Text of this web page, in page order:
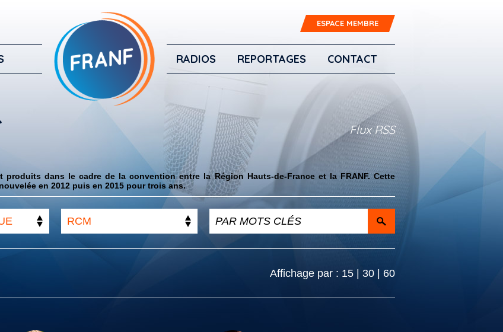
ESPACE MEMBRE
RADIOS REPORTAGES CONTACT
Flux RSS
dans le cadre de la convention entre la Région Hauts-de-France et la FRANF. Cette
en 2012 puis en 2015 pour trois ans.
RCM
Affichage par : 15 30 60